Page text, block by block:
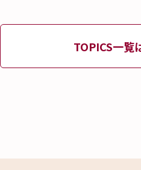
TOPICS一覧